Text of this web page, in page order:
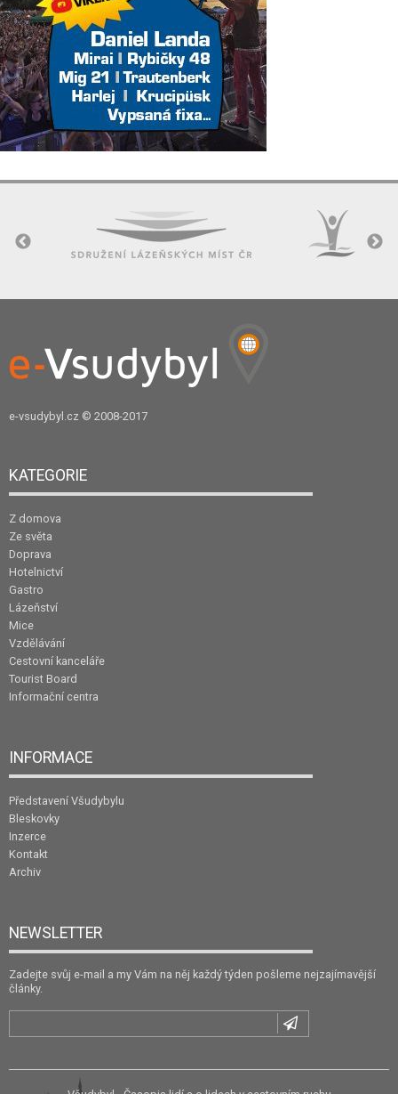
e-vsudybyl.cz © 2008-2017
KATEGORIE
Z domova
Ze světa
Doprava
Hotelnictví
Gastro
Lázeňství
Mice
Vzdělávání
Cestovní kanceláře
Tourist Board
Informační centra
INFORMACE
Představení Všudybylu
Bleskovky
Inzerce
Kontakt
Archiv
NEWSLETTER
Zadejte svůj e-mail a my Vám na něj každý týden pošleme nejzajímavější
články.